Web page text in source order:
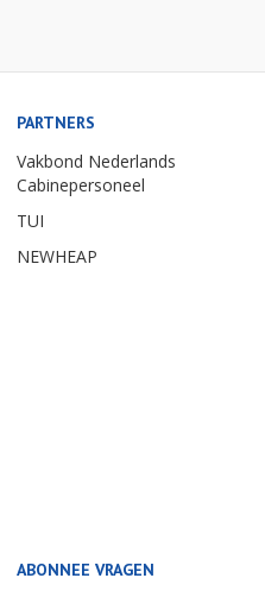
PARTNERS
Vakbond Nederlands
Cabinepersoneel
TUI
NEWHEAP
ABONNEE VRAGEN